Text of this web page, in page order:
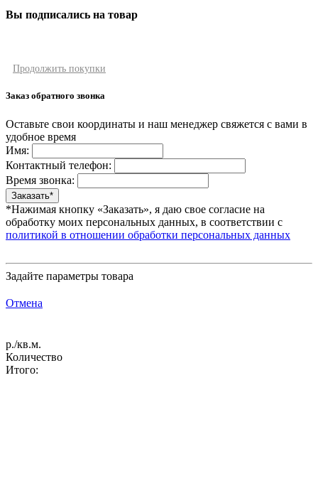
Вы подписались на товар
Продолжить покупки
Заказ обратного звонка
Оставьте свои координаты и наш менеджер свяжется с вами в
удобное время
Имя:
Контактный телефон:
Время звонка:
*Нажимая кнопку «Заказать», я даю свое согласие на
обработку моих персональных данных, в соответствии с
политикой в отношении обработки персональных данных
Задайте параметры товара
Отмена
р./кв.м.
Количество
Итого: